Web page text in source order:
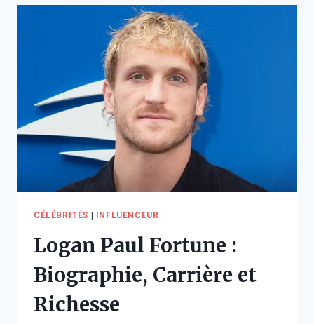
:
RÉFORMES
ET
HÉRITAGE
CÉLÉBRITÉS INFLUENCEUR
Logan Paul Fortune :
Biographie, Carrière et
Richesse